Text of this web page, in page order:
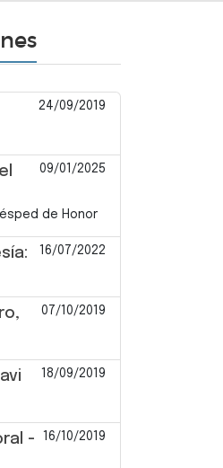
24/09/2019
09/01/2025
de Honor
16/07/2022
07/10/2019
18/09/2019
-
16/10/2019